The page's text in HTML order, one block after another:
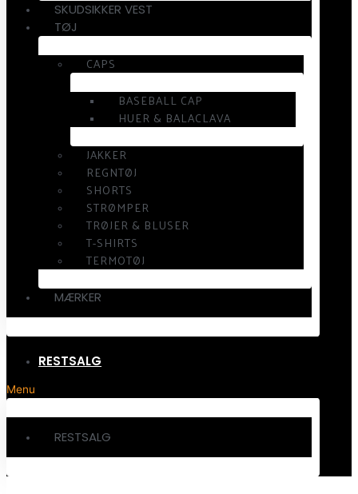
SKUDSIKKER VEST
TØJ
CAPS
BASEBALL CAP
HUER & BALACLAVA
JAKKER
REGNTØJ
SHORTS
STRØMPER
TRØJER & BLUSER
T-SHIRTS
TERMOTØJ
MÆRKER
RESTSALG
Menu
RESTSALG